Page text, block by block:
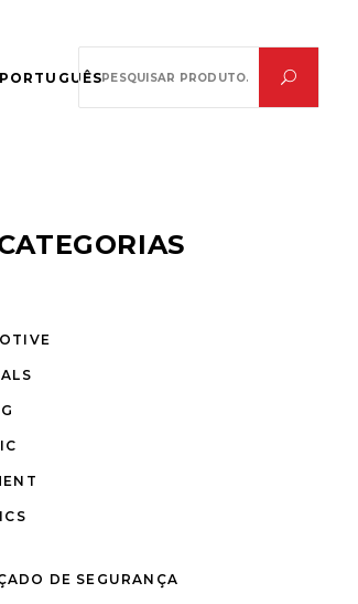
PORTUGUÊS
for:
DE SEGURANÇA